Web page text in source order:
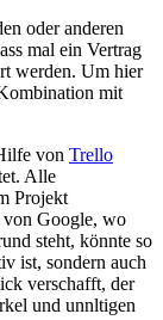
oder anderen
mal ein Vertrag
werden. Um hier
mit
von Trello
Alle
Projekt
von Google, wo
steht, könnte so
ist, sondern auch
verschafft, der
und unnltigen